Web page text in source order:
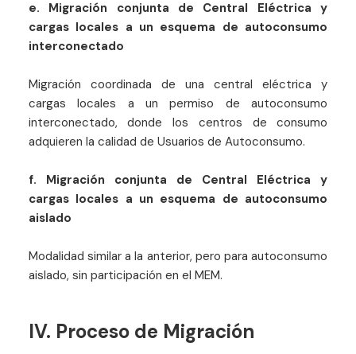
e. Migración conjunta de Central Eléctrica y
cargas locales a un esquema de autoconsumo
interconectado
Migración coordinada de una central eléctrica y
cargas locales a un permiso de autoconsumo
interconectado, donde los centros de consumo
adquieren la calidad de Usuarios de Autoconsumo.
f. Migración conjunta de Central Eléctrica y
cargas locales a un esquema de autoconsumo
aislado
Modalidad similar a la anterior, pero para autoconsumo
aislado, sin participación en el MEM.
IV. Proceso de Migración